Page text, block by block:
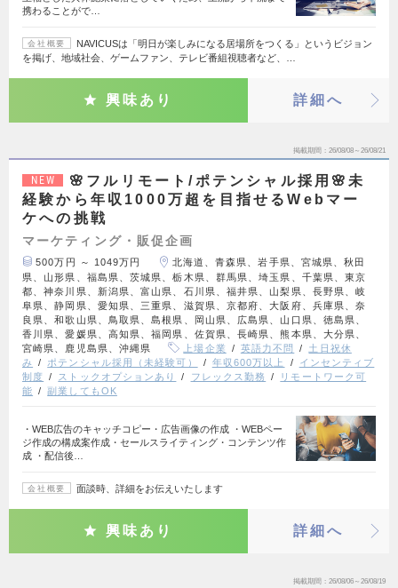
携わることがで…
会社概要
NAVICUSは「明日が楽しみになる居場所をつくる」というビジョン
を掲げ、地域社会、ゲームファン、テレビ番組視聴者など、…
興味あり 詳細へ
掲載期間 26/08/08～26/08/21
NEW
🌸フルリモート/ポテンシャル採用🌸未
経験から年収1000万超を目指せるWebマー
ケへの挑戦
マーケティング・販促企画
500万円 ～ 1049万円
北海道、青森県、岩手県、宮城県、秋田
県、山形県、福島県、茨城県、栃木県、群馬県、埼玉県、千葉県、東京
都、神奈川県、新潟県、富山県、石川県、福井県、山梨県、長野県、岐
阜県、静岡県、愛知県、三重県、滋賀県、京都府、大阪府、兵庫県、奈
良県、和歌山県、鳥取県、島根県、岡山県、広島県、山口県、徳島県、
香川県、愛媛県、高知県、福岡県、佐賀県、長崎県、熊本県、大分県、
宮崎県、鹿児島県、沖縄県
上場企業 英語力不問
土日祝休
み
ポテンシャル採用（未経験可） 年収600万以上
インセンティブ
制度
ストックオプションあり フレックス勤務
リモートワーク可
能
副業してもOK
・WEB広告のキャッチコピー・広告画像の作成 ・WEBペー
ジ作成の構成案作成・セールスライティング・コンテンツ作
成 ・配信後…
会社概要 面談時、詳細をお伝えいたします
興味あり 詳細へ
掲載期間 26/08/06～26/08/19